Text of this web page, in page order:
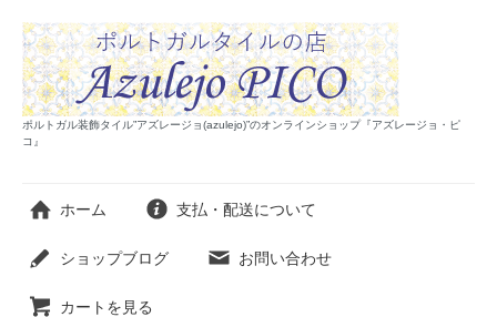
ポルトガル装飾タイル”アズレージョ(azulejo)”のオンラインショップ『アズレージョ・ピ
コ』
ホーム 支払・配送について
ショップブログ お問い合わせ
カートを見る